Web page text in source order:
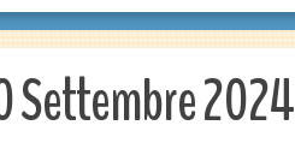
Settembre 2024